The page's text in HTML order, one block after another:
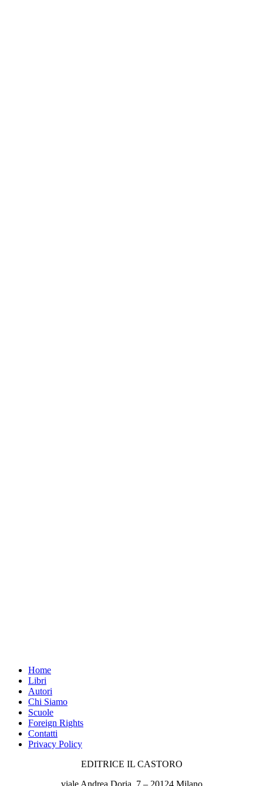
Home
Libri
Autori
Chi Siamo
Scuole
Foreign Rights
Contatti
Privacy Policy
EDITRICE IL CASTORO
viale Andrea Doria, 7 – 20124 Milano